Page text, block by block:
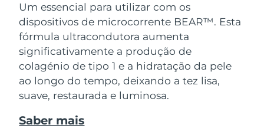
Um essencial para utilizar com os
dispositivos de microcorrente BEAR™. Esta
fórmula ultracondutora aumenta
significativamente a produção de
colagénio de tipo 1 e a hidratação da pele
ao longo do tempo, deixando a tez lisa,
suave, restaurada e luminosa.
Saber mais